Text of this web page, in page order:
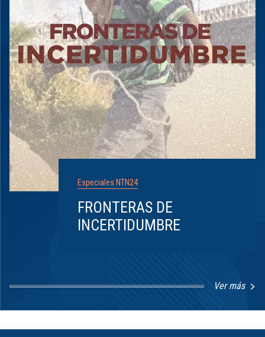
Especiales NTN24
FRONTERAS DE
INCERTIDUMBRE
Ver más
1
8